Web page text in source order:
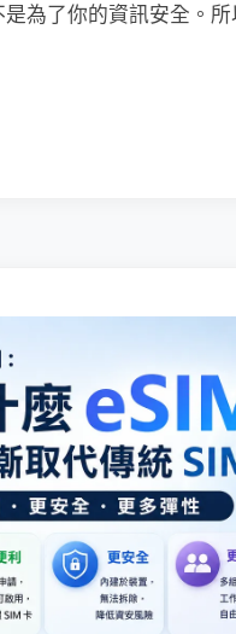
為了你的資訊安全。